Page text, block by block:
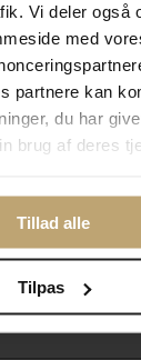
Vi deler også
med
partnere kan
du har
brug af deres
Tillad alle
Tilpas
i vores
Læs mere her